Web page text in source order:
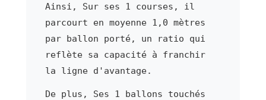
Ainsi, Sur ses 1 courses, il
parcourt en moyenne 1,0 mètres
par ballon porté, un ratio qui
reflète sa capacité à franchir
la ligne d'avantage.
De plus, Ses 1 ballons touchés